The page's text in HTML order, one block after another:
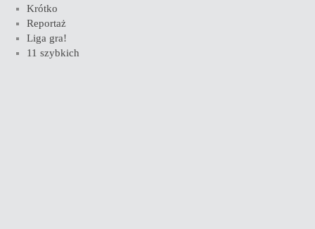
Krótko
Reportaż
Liga gra!
11 szybkich